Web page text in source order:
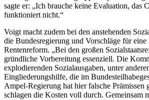
sagte er: „Ich brauche keine Evaluation, das
funktioniert nicht.“
Voigt macht zudem bei den anstehenden
die Bundesregierung und Vorschläge für
Rentenreform. „Bei den großen
gründliche Vorbereitung essenziell. Die
explodierenden Sozialausgaben, unter
Eingliederungshilfe, die im
Ampel-Regierung hat hier falsche Prämissen
schlagen die Kosten voll durch. Gemeinsam